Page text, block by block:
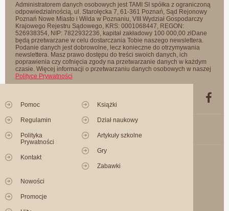
Administratorem danych osobowych jest TAMI SI spółka z ograniczoną
odpowiedzialnością, ul. Starołęcka 7, 61-361 Poznań, Sąd Rejonowy
Poznań Nowe Miasto i Wilda w Poznaniu, VIII Wydział Gospodarczy
Krajowego Rejestru Sądowego, KRS: 0001068447, REGON:
526938354, NIP: 7822932236, kapitał zakładowy 100 000,00 złDane
będą przetwarzane w celu dostarczania Tobie naszego newslettera.
Podanie danych jest dobrowolne, lecz konieczne do otrzymywania
newslettera. Masz prawo dostępu do treści swoich danych, ich
poprawienia czy cofnięcia zgody na przetwarzanie danych w każdym
czasie. Więcej informacji o przetwarzaniu danych osobowych w naszej
Polityce Prywatności
Pomoc
Regulamin
Polityka
Prywatności
Kontakt
Książki
Dział naukowy
Artykuły szkolne
Gry
Zabawki
Nowości
Promocje